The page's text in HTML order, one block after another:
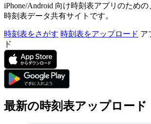
iPhone/Android 向け時刻表アプリのため
時刻表データ共有サイトです。
時刻表をさがす 時刻表をアップロード ア
ド
最新の時刻表アップロード